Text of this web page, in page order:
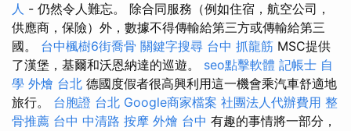
人 - 仍然令人難忘。 除合同服務（例如住宿，航空公司，
供應商，保險）外，數據不得傳輸給第三方或傳輸給第三
國。 台中楓樹6街喬骨 關鍵字搜尋 台中 抓龍筋 MSC提供
了漢堡，基爾和沃恩納達的巡遊。 seo點擊軟體 記帳士 自
學 外燴 台北 德國度假者很高興利用這一機會乘汽車舒適地
旅行。 台胞證 台北 Google商家檔案 社團法人代辦費用 整
骨推薦 台中 中清路 按摩 外燴 台中 有趣的事情將一部分，